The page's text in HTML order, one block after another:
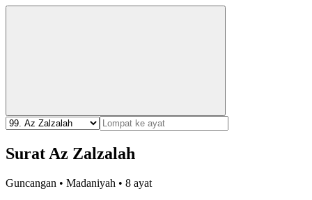
Surat Az Zalzalah
Guncangan • Madaniyah • 8 ayat